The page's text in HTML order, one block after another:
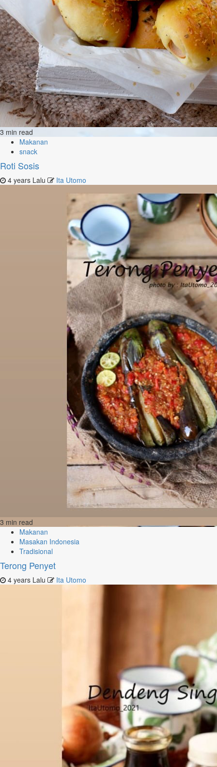
3 min read
Makanan
snack
Roti Sosis
4 years Lalu Ita Utomo
3 min read
Makanan
Masakan Indonesia
Tradisional
Terong Penyet
4 years Lalu Ita Utomo